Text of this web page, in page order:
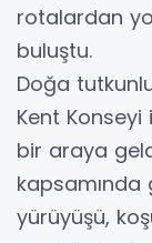
rotalardan
buluştu.
Doğa
Kent
bir araya
yürüyüşü,